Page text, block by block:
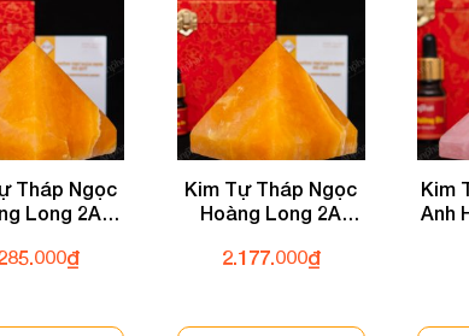
Tháp Ngọc
Long 2A
2,45
₫
Kim Tự Tháp Ngọc
Hoàng Long 2A
2,33
2.177.000₫
Kim
Anh